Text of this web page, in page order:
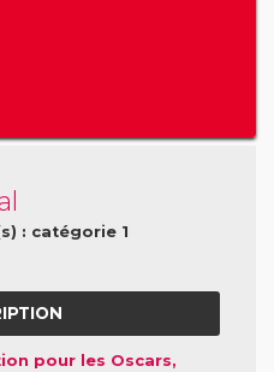
: catégorie 1
pour les Oscars,